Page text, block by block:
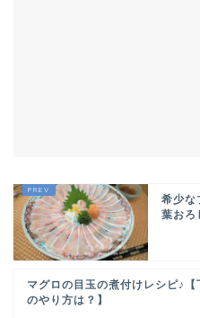
希少な
葉おろ
マグロの目玉の煮付けレシピ♪【
のやり方は？】